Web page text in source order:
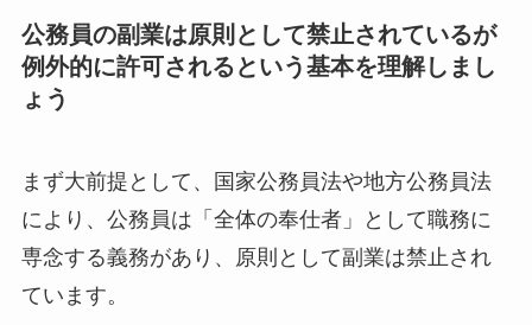
公務員の副業は原則として禁止されているが
例外的に許可されるという基本を理解しまし
ょう
まず大前提として、国家公務員法や地方公務員法
により、公務員は「全体の奉仕者」として職務に
専念する義務があり、原則として副業は禁止され
ています。